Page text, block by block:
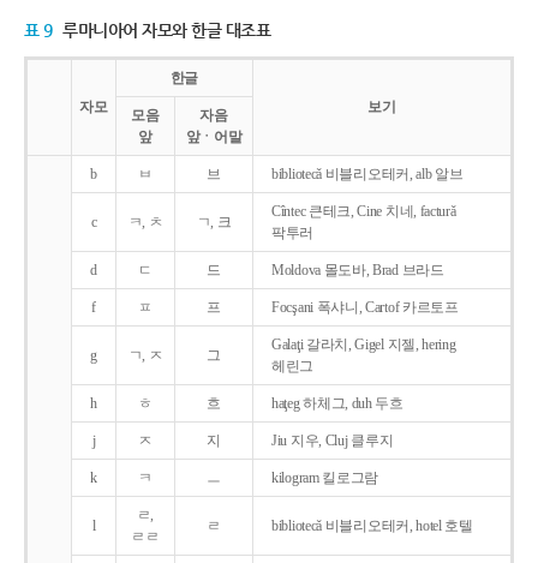
표 9 루마니아어 자모와 한글 대조표
자모
한글
보기
모음
앞
자음
앞ㆍ어말
b ㅂ 브 bibliotecǎ 비블리오테커, alb 알브
c ㅋ, ㅊ ㄱ, 크
Cîntec 큰테크, Cine 치네, facturǎ
팍투러
d ㄷ 드 Moldova 몰도바, Brad 브라드
f ㅍ 프 Focşani 폭샤니, Cartof 카르토프
g ㄱ, ㅈ 그
Galaţi 갈라치, Gigel 지젤, hering
헤린그
h ㅎ 흐 haţeg 하체그, duh 두흐
j ㅈ 지 Jiu 지우, Cluj 클루지
k ㅋ ㅡ kilogram 킬로그람
l
ㄹ,
ㄹㄹ
ㄹ bibliotecǎ 비블리오테커, hotel 호텔